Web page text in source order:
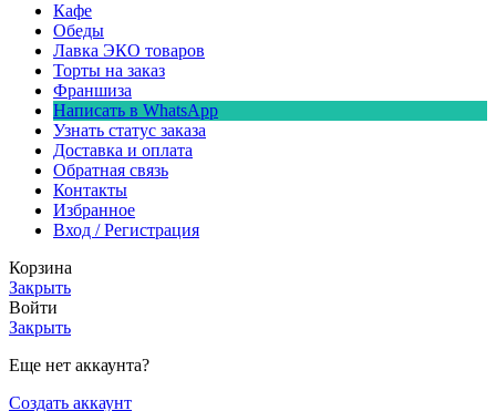
Кафе
Обеды
Лавка ЭКО товаров
Торты на заказ
Франшиза
Написать в WhatsApp
Узнать статус заказа
Доставка и оплата
Обратная связь
Контакты
Избранное
Вход / Регистрация
Корзина
Закрыть
Войти
Закрыть
Еще нет аккаунта?
Создать аккаунт